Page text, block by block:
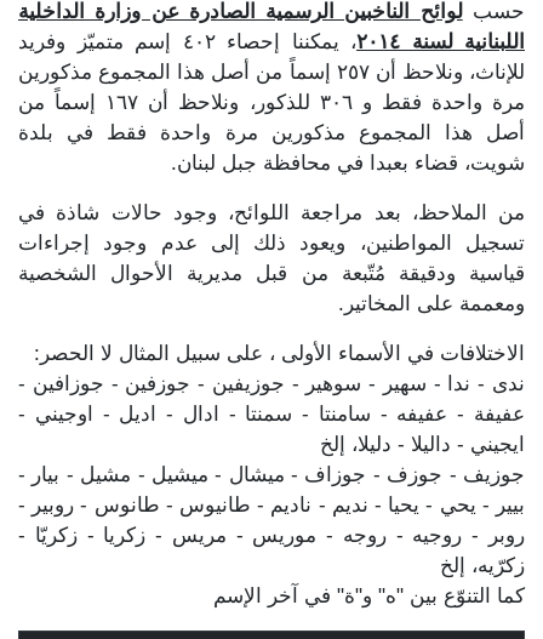
حسبلوائح الناخبين الرسمية الصادرة عن وزارة الداخلية
اللبنانية لسنة ٢٠١٤
، يمكننا إحصاء ٤٠٢ إسم متميّز وفريد
للإناث، ونلاحظ أن ٢٥٧ إسماً من أصل هذا المجموع مذكورين
مرة واحدة فقط و ٣٠٦ للذكور، ونلاحظ أن ١٦٧ إسماً من
أصل هذا المجموع مذكورين مرة واحدة فقط في بلدة
شويت، قضاء بعبدا في محافظة جبل لبنان.
من الملاحظ، بعد مراجعة اللوائح، وجود حالات شاذة في
تسجيل المواطنين، ويعود ذلك إلى عدم وجود إجراءات
قياسية ودقيقة مُتّبعة من قبل مديرية الأحوال الشخصية
ومعممة على المخاتير.
الاختلافات في الأسماء الأولى ، على سبيل المثال لا الحصر:
ندى - ندا - سهير - سوهير - جوزيفين - جوزفين - جوزافين -
عفيفة - عفيفه - سامنتا - سمنتا - ادال - اديل - اوجيني -
ايجيني - داليلا - دليلا، إلخ
جوزيف - جوزف - جوزاف - ميشال - ميشيل - مشيل - بيار -
بيير - يحي - يحيا - نديم - ناديم - طانيوس - طانوس - روبير -
روبر - روجيه - روجه - موريس - مريس - زكريا - زكريّا -
زكرّيه، إلخ
كما التنوّع بين "ه" و"ة" في آخر الإسم